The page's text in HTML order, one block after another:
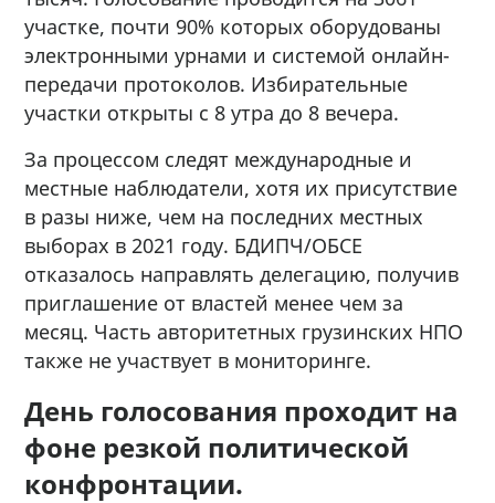
участке, почти 90% которых оборудованы
электронными урнами и системой онлайн-
передачи протоколов. Избирательные
участки открыты с 8 утра до 8 вечера.
За процессом следят международные и
местные наблюдатели, хотя их присутствие
в разы ниже, чем на последних местных
выборах в 2021 году. БДИПЧ/ОБСЕ
отказалось направлять делегацию, получив
приглашение от властей менее чем за
месяц. Часть авторитетных грузинских НПО
также не участвует в мониторинге.
День голосования проходит на
фоне резкой политической
конфронтации.